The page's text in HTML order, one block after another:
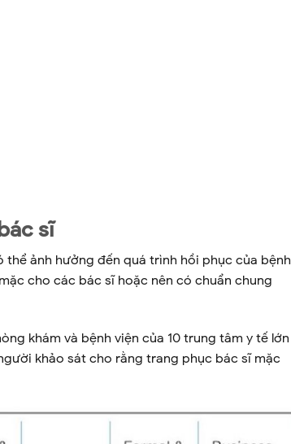
sĩ
ảnh hưởng đến quá trình hồi phục của bệnh
cho các bác sĩ hoặc nên có chuẩn chung
khám và bệnh viện của 10 trung tâm y tế lớn
khảo sát cho rằng trang phục bác sĩ mặc